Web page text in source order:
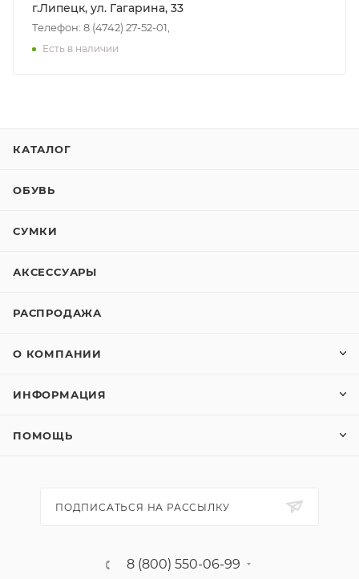
г.Липецк, ул. Гагарина, 33
Телефон: 8 (4742) 27-52-01,
Есть в наличии
КАТАЛОГ
ОБУВЬ
СУМКИ
АКСЕССУАРЫ
РАСПРОДАЖА
О КОМПАНИИ
ИНФОРМАЦИЯ
ПОМОЩЬ
ПОДПИСАТЬСЯ НА РАССЫЛКУ
8 (800) 550-06-99